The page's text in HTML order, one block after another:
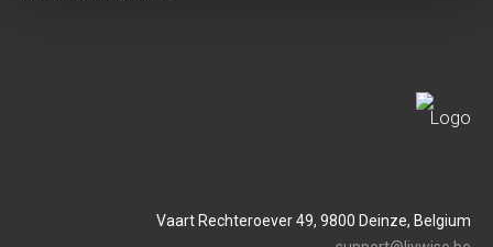
Vaart Rechteroever 49, 9800 Deinze, Belgium